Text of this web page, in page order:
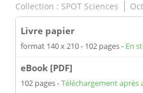
Collection : SPOT Sciences
Livre papier
format 140 x 210 102 pages En
eBook [PDF]
102 pages Téléchargement après